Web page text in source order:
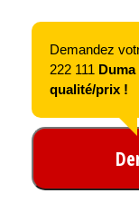
Demandez
222 111
qualité/prix !